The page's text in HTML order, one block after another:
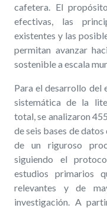
cafetera. El
efectivas, las
existentes y las
permitan avanzar
sostenible a escala
Para el desarrollo del
sistemática de la
total, se analizaron
de seis bases de
de un riguroso
siguiendo el
estudios primarios
relevantes y de
investigación. A